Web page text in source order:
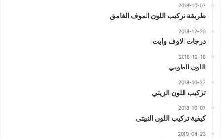
2018-10-07
طريقة تركيب اللون الموف الغامق
2018-12-23
درجات الاوف وايت
2018-12-18
اللون الطوبي
2018-10-27
تركيب اللون الزيتي
2018-10-07
كيفية تركيب اللون النبيتى
2019-04-23